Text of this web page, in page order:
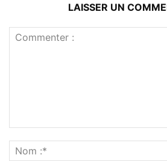
LAISSER UN